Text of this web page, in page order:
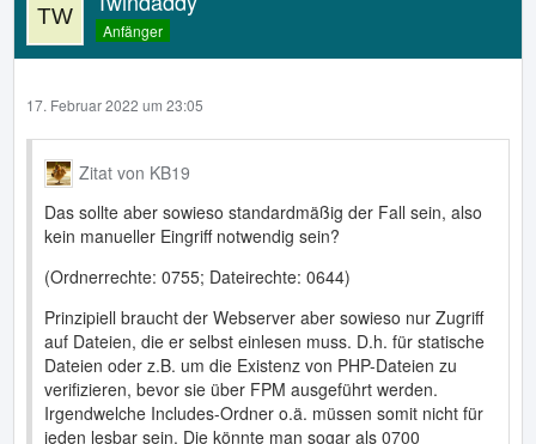
Anfänger
17. Februar 2022 um 23:05
Zitat von KB19
Das sollte aber sowieso standardmäßig der Fall sein, also
kein manueller Eingriff notwendig sein?
(Ordnerrechte: 0755; Dateirechte: 0644)
Prinzipiell braucht der Webserver aber sowieso nur Zugriff
auf Dateien, die er selbst einlesen muss. D.h. für statische
Dateien oder z.B. um die Existenz von PHP-Dateien zu
verifizieren, bevor sie über FPM ausgeführt werden.
Irgendwelche Includes-Ordner o.ä. müssen somit nicht für
jeden lesbar sein. Die könnte man sogar als 0700